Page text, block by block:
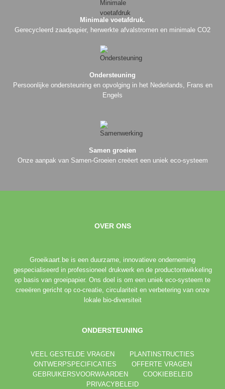
Minimale voetafdruk.
Gerecycleerd zaadpapier, herwerkte afvalstromen en minimale CO2
Ondersteuning
Persoonlijke ondersteuning en opvolging in het Nederlands, Frans en
Engels
Samen groeien
Onze aanpak van Samen-Groeien creëert een uniek eco-systeem
OVER ONS
Groeikaart.be is een duurzame, innovatieve onderneming
gespecialiseerd in professioneel drukwerk en de productontwikkeling
op basis van groeipapier. Ons doel is om een uniek eco-systeem te
creeëren gericht op co-creatie, circulariteit en verbetering van onze
lokale bio-diversiteit
ONDERSTEUNING
VEEL GESTELDE VRAGEN
PLANTINSTRUCTIES
ONTWERPSPECIFICATIES
OFFERTE VRAGEN
GEBRUIKERSVOORWAARDEN
COOKIEBELEID
PRIVACYBELEID